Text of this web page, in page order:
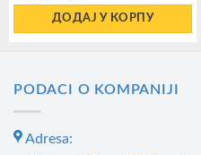
ДОДАЈ У КОРПУ
PODACI O KOMPANIJI
Adresa: